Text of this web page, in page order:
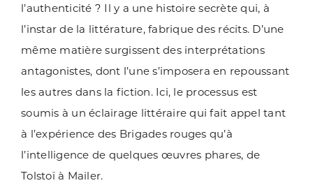
l’authenticité ? Il y a une histoire secrète qui, à
l’instar de la littérature, fabrique des récits. D’une
même matière surgissent des interprétations
antagonistes, dont l’une s’imposera en repoussant
les autres dans la fiction. Ici, le processus est
soumis à un éclairage littéraire qui fait appel tant
à l’expérience des Brigades rouges qu’à
l’intelligence de quelques œuvres phares, de
Tolstoï à Mailer.